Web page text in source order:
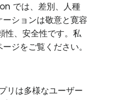
では、差別、人種
ションは敬意と寛容
性、安全性です。私
ジをご覧ください。
リは多様なユーザー